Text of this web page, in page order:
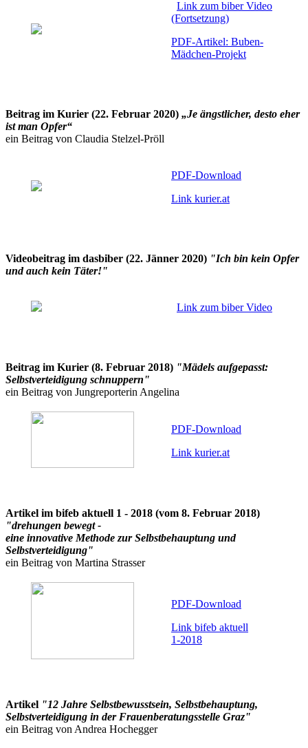
Link zum biber Video
(Fortsetzung)
PDF-Artikel: Buben-
Mädchen-Projekt
Beitrag im Kurier (22. Februar 2020) „Je ängstlicher, desto eher
ist man Opfer“
ein Beitrag von Claudia Stelzel-Pröll
PDF-Download
Link kurier.at
Videobeitrag im dasbiber (22. Jänner 2020) "Ich bin kein Opfer
und auch kein Täter!"
Link zum biber Video
Beitrag im Kurier (8. Februar 2018) "Mädels aufgepasst:
Selbstverteidigung schnuppern"
ein Beitrag von Jungreporterin Angelina
PDF-Download
Link kurier.at
Artikel im bifeb aktuell 1 - 2018 (vom 8. Februar 2018)
"drehungen bewegt -
eine innovative Methode zur Selbstbehauptung und
Selbstverteidigung"
ein Beitrag von Martina Strasser
PDF-Download
Link bifeb aktuell
1-2018
Artikel "12 Jahre Selbstbewusstsein, Selbstbehauptung,
Selbstverteidigung in der Frauenberatungsstelle Graz"
ein Beitrag von Andrea Hochegger